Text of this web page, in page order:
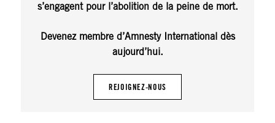
s’engagent pour l’abolition de la peine de mort.
Devenez membre d’Amnesty International dès
aujourd’hui.
REJOIGNEZ-NOUS